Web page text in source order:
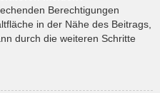
Berechtigungen
in der Nähe des Beitrags,
durch die weiteren Schritte